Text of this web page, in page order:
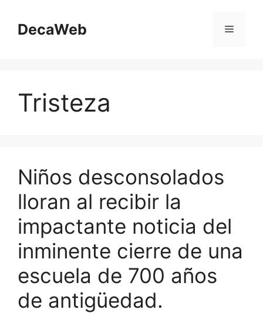
contenido
DecaWeb Menú
Tristeza
Niños desconsolados
lloran al recibir la
impactante noticia del
inminente cierre de una
escuela de 700 años
de antigüedad.